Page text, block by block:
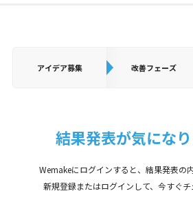
アイデア募集 改善フェーズ
結果発表が気にな
Wemakeにログインすると、結果発表の
新規登録またはログインして、今すぐチ